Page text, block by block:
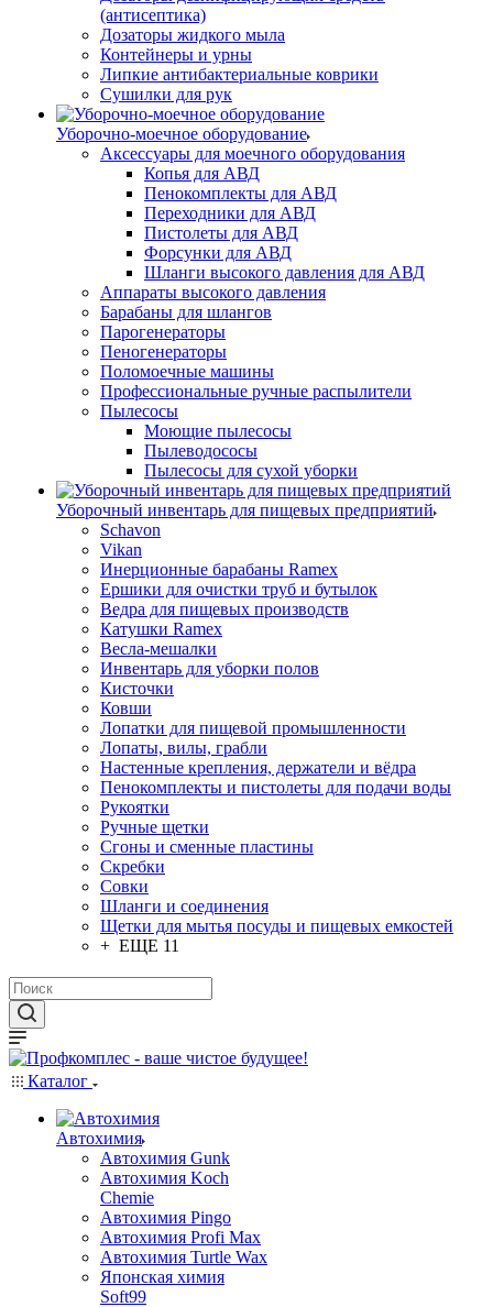
(антисептика)
Дозаторы жидкого мыла
Контейнеры и урны
Липкие антибактериальные коврики
Сушилки для рук
Уборочно-моечное оборудование
Аксессуары для моечного оборудования
Копья для АВД
Пенокомплекты для АВД
Переходники для АВД
Пистолеты для АВД
Форсунки для АВД
Шланги высокого давления для АВД
Аппараты высокого давления
Барабаны для шлангов
Парогенераторы
Пеногенераторы
Поломоечные машины
Профессиональные ручные распылители
Пылесосы
Моющие пылесосы
Пылеводососы
Пылесосы для сухой уборки
Уборочный инвентарь для пищевых предприятий
Schavon
Vikan
Инерционные барабаны Ramex
Ершики для очистки труб и бутылок
Ведра для пищевых производств
Катушки Ramex
Весла-мешалки
Инвентарь для уборки полов
Кисточки
Ковши
Лопатки для пищевой промышленности
Лопаты, вилы, грабли
Настенные крепления, держатели и вёдра
Пенокомплекты и пистолеты для подачи воды
Рукоятки
Ручные щетки
Сгоны и сменные пластины
Скребки
Совки
Шланги и соединения
Щетки для мытья посуды и пищевых емкостей
+ ЕЩЕ 11
Каталог
Автохимия
Автохимия Gunk
Автохимия Koch
Chemie
Автохимия Pingo
Автохимия Profi Max
Автохимия Turtle Wax
Японская химия
Soft99